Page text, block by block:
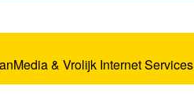
& Vrolijk Internet Services